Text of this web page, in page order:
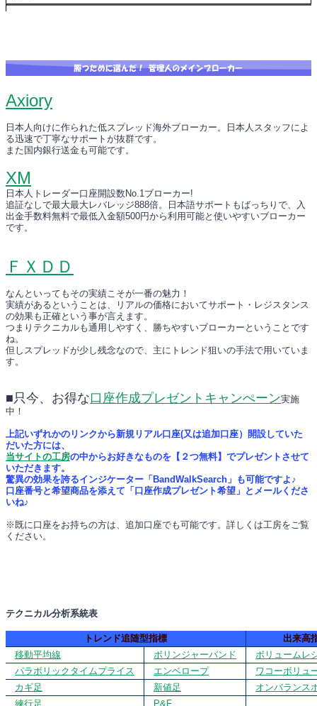
Axiory
日本人向けに作られた低スプレッド海外ブローカー。日本人スタッフによ
る迅速で丁寧なサポートが抜群です。
また国内銀行送金も可能です。
XM
日本人トレーダー口座開設数No.1ブローカー!
追証なしで最大最大レバレッジ888倍。日本語サポートもばっちりで、入
出金手数料無料で最低入金額500円から利用可能と使いやすいブローカー
です。
ＦＸＤＤ
なんといってもその実績こそが一番の魅力！
実績があるということは、リアルの価格においてサポート・レジスタンス
の効果も正確という事が言えます。
つまりテクニカルも通用しやすく、勝ちやすいブローカーということです
ね。
但しスプレッドが少し残念なので、主にトレンド狙いの手法で用いていま
す。
■只今、お得な口座作成プレゼントキャンぺーン実施
中！
上記いずれかのリンクから新規リアル口座(又は追加口座）開設していた
だいた方には、
当サイトの工房の中からお好きなものを【２つ無料】でプレゼントさせて
いただきます。
驚異の効果を誇るインジケーター「BandWalkSearch」も可能ですよ♪
口座番号と希望商品を添えて「口座作成プレゼント希望」とメールくださ
いね♪
※既に口座をお持ちの方は、追加口座でも可能です。詳しくは工房をご覧
ください。
テクニカル分析系統表
トレンド追随型指標
出来高
移動平均線
ボリンジャーバンド
ボリュームレ
パラボリックタイムプライス
エンベロープ
ワコーボリュ
カギ足
新値足
オンバランス
練行足
P&F